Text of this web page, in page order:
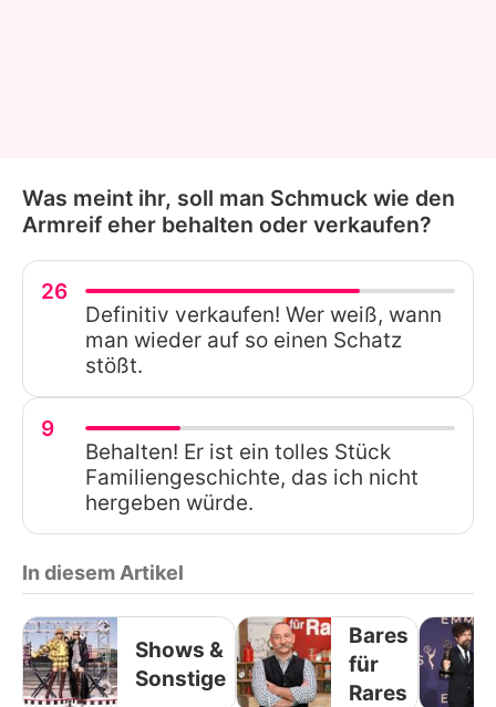
Was meint ihr, soll man Schmuck wie den
Armreif eher behalten oder verkaufen?
26
Definitiv verkaufen! Wer weiß, wann
man wieder auf so einen Schatz
stößt.
9
Behalten! Er ist ein tolles Stück
Familiengeschichte, das ich nicht
hergeben würde.
In diesem Artikel
Shows &
Sonstige
Bares
für
Rares